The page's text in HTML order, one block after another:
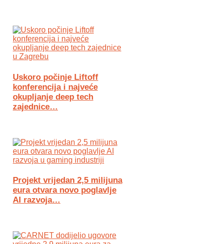
Uskoro počinje Liftoff
konferencija i najveće
okupljanje deep tech
zajednice…
Projekt vrijedan 2,5 milijuna
eura otvara novo poglavlje
AI razvoja…